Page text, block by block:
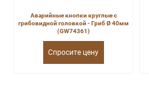
Аварийные кнопки круглые с
грибовидной головкой - Гриб Ø 40мм
(GW74361)
Спросите цену